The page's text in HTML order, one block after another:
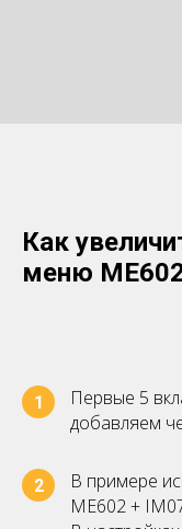
Как
меню
1
Первые 5
добавляем
2
В примере
МЕ602 +